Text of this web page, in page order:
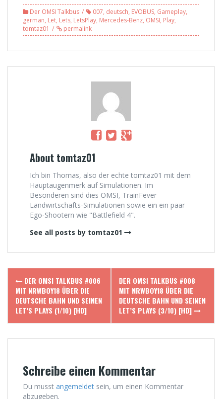
Youtube
Community mit
sciviLP (5/5) [HD]
strikes nothing –
mit Niels (3/5)
Der OMSI Talkbus 007, deutsch, EVOBUS, Gameplay,
german, Let, Lets, LetsPlay, Mercedes-Benz, OMSI, Play,
tomtaz01
permalink
About tomtaz01
Ich bin Thomas, also der echte tomtaz01 mit dem
Hauptaugenmerk auf Simulationen. Im
Besonderen sind dies OMSI, TrainFever
Landwirtschafts-Simulationen sowie ein ein paar
Ego-Shootern wie "Battlefield 4".
See all posts by tomtaz01
Post
navigation
DER OMSI TALKBUS #006
MIT NRWBOY18 ÜBER DIE
DEUTSCHE BAHN UND SEINEN
LET’S PLAYS (1/10) [HD]
DER OMSI TALKBUS #008
MIT NRWBOY18 ÜBER DIE
DEUTSCHE BAHN UND SEINEN
LET’S PLAYS (3/10) [HD]
Schreibe einen Kommentar
Du musst angemeldet sein, um einen Kommentar
abzugeben.